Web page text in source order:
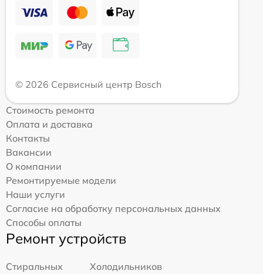
© 2026 Сервисный центр Bosch
Стоимость ремонта
Оплата и доставка
Контакты
Вакансии
О компании
Ремонтируемые модели
Наши услуги
Согласие на обработку персональных данных
Способы оплаты
Ремонт устройств
Стиральных
Холодильников